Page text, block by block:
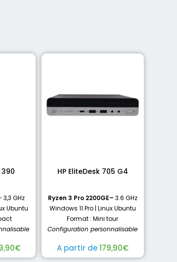
390
3,3 GHz
Ubuntu
€
HP EliteDesk 705 G4
Ryzen 3 Pro 2200GE– 3.6 GHz
Windows 11 Pro | Linux Ubuntu
Format : Mini tour
Configuration personnalisable
A partir de179,90€